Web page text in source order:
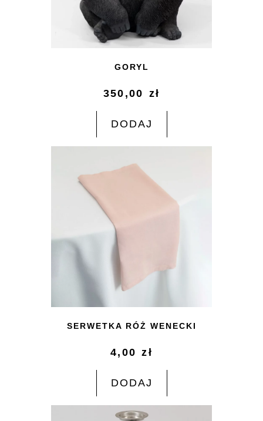
GORYL
350,00 zł
DODAJ
SERWETKA RÓŻ WENECKI
4,00zł
DODAJ